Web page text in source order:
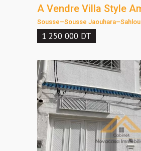
Sousse–Sousse Jaouhara–Sahloul
1 250 000 DT